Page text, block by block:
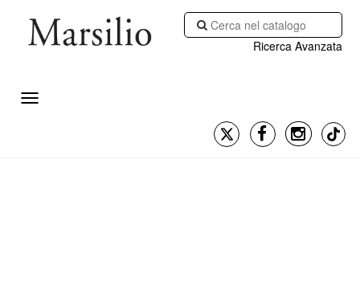
Ricerca Avanzata